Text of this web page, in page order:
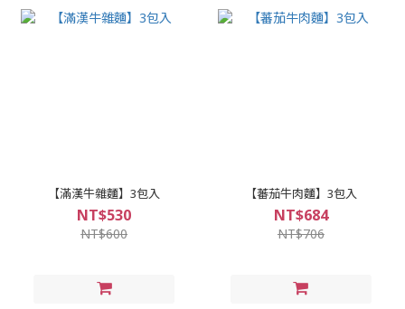
【滿漢牛雜麵】3包入
NT$530
NT$600
【蕃茄牛肉麵】3包入
NT$684
NT$706